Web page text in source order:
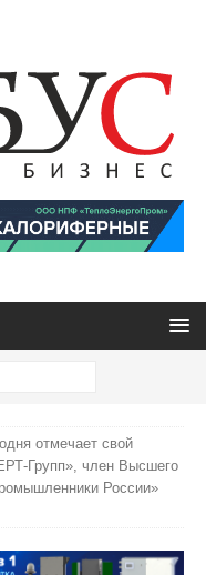
отмечает свой
Групп», член Высшего
России»